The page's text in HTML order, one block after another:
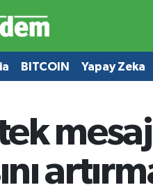
BITCOIN Yapay Zeka